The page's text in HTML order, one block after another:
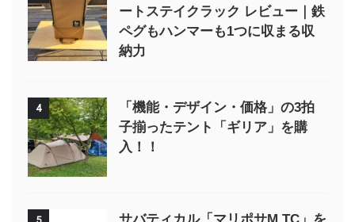
ートステイクラック レビュー｜鉄
ペグもハンマーも1つに収まる収
納力
4
「機能・デザイン・価格」の3拍
子揃ったテント「ギリア」を購
入！！